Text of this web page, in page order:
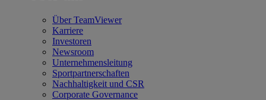
Über TeamViewer
Karriere
Investoren
Newsroom
Unternehmensleitung
Sportpartnerschaften
Nachhaltigkeit und CSR
Corporate Governance